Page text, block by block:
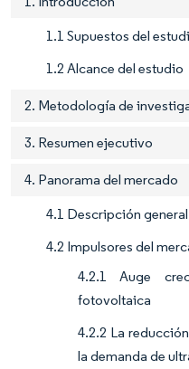
1.1 Supuestos del
1.2 Alcance del estudio
2. Metodología de
3. Resumen ejecutivo
4. Panorama del mercado
4.1 Descripción
4.2 Impulsores del
4.2.1 Auge
fotovoltaica
4.2.2 La
la demanda de